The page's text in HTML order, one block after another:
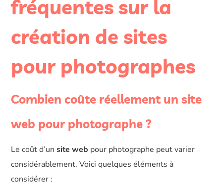
fréquentes sur la
création de sites
pour photographes
Combien coûte réellement un site
web pour photographe ?
Le coût d’unsite web pour photographe peut varier
considérablement. Voici quelques éléments à
considérer :